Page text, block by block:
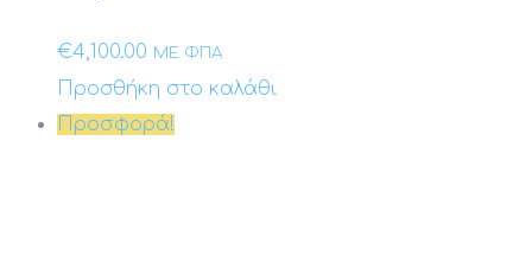
€4,100.00 ΜΕ ΦΠΑ
Προσθήκη στο καλάθι
Προσφορά!